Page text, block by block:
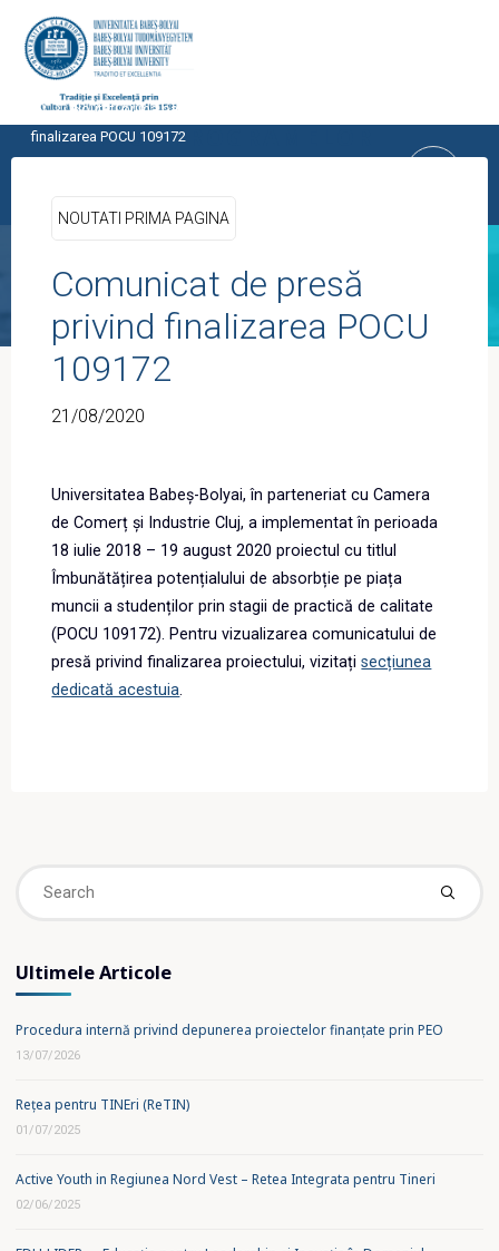
content
CENTRUL PROGRAMELOR
UNIVERSITATEA BABEŞ-BOLYAI, CLUJ-
HomeNoutati prima pagina
finalizarea POCU 109172
NOUTATI PRIMA PAGINA
Comunicat de presă
privind finalizarea POCU
109172
21/08/2020
Universitatea Babeș-Bolyai, în parteneriat cu Camera
de Comerț și Industrie Cluj, a implementat în perioada
18 iulie 2018 – 19 august 2020 proiectul cu titlul
Îmbunătățirea potențialului de absorbție pe piața
muncii a studenților prin stagii de practică de calitate
(POCU 109172). Pentru vizualizarea comunicatului de
presă privind finalizarea proiectului, vizitațisecțiunea
dedicată acestuia.
Ultimele Articole
Procedura internă privind depunerea proiectelor finanțate prin PEO
13/07/2026
Rețea pentru TINEri (ReTIN)
01/07/2025
Active Youth in Regiunea Nord Vest – Retea Integrata pentru Tineri
02/06/2025